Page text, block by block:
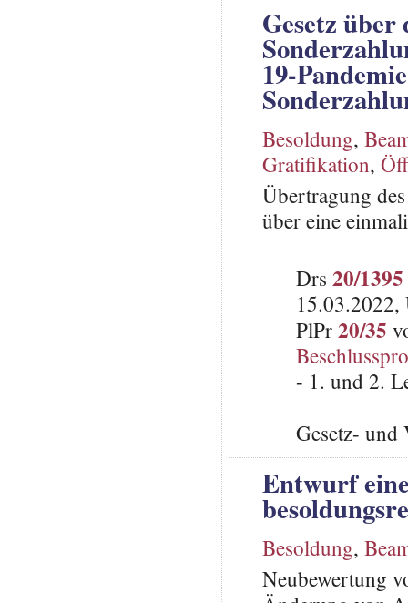
Gesetz
19-
Besoldung,
Gratifikation,
Übertragung
über eine
Drs 20/1395
15.03.2022,
PlPr20/35
- 1. und 2.
Gesetz-
Entwurf
Besoldung,
Neubewertung